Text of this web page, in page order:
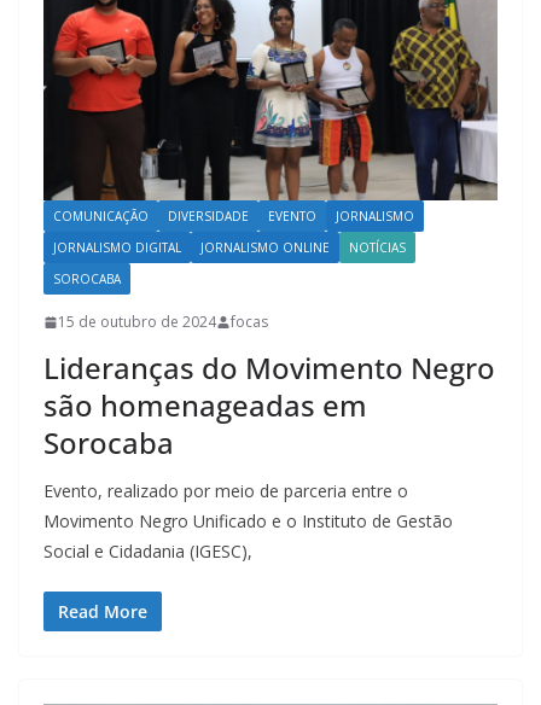
COMUNICAÇÃO DIVERSIDADE EVENTO
JORNALISMO
JORNALISMO DIGITAL
JORNALISMO ONLINE
NOTÍCIAS
SOROCABA
15 de outubro de 2024 focas
Lideranças do Movimento Negro
são homenageadas em
Sorocaba
Evento, realizado por meio de parceria entre o
Movimento Negro Unificado e o Instituto de Gestão
Social e Cidadania (IGESC),
Read More